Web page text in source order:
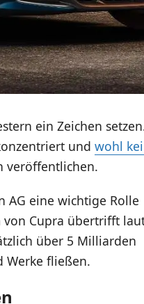
ein Zeichen
und wohl
veröffentlichen.
AG eine wichtige Rolle
von Cupra übertrifft
über 5 Milliarden
Werke fließen.